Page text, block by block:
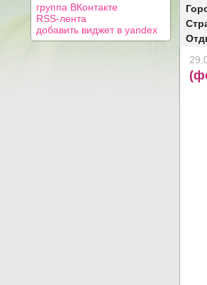
группа ВКонтакте
RSS-лента
добавить виджет в yandex